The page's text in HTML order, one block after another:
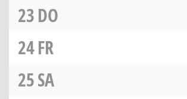
23DO
24FR
25SA